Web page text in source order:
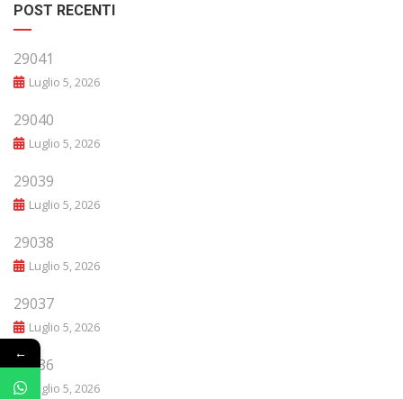
POST RECENTI
29041
Luglio 5, 2026
29040
Luglio 5, 2026
29039
Luglio 5, 2026
29038
Luglio 5, 2026
29037
Luglio 5, 2026
29036
Luglio 5, 2026
←